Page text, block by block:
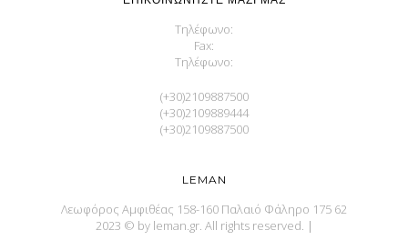
Τηλέφωνο:
Fax:
Τηλέφωνο:
(+30)2109887500
(+30)2109889444
(+30)2109887500
LEMAN
Λεωφόρος Αμφιθέας 158-160 Παλαιό Φάληρο 175 62
2023 © by leman.gr. All rights reserved. |